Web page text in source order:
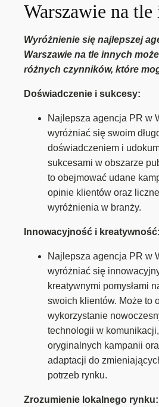
Warszawie na tle
Wyróżnienie się najlepszej
Warszawie na tle innych
różnych czynników, które
Doświadczenie i sukcesy:
Najlepsza agencja PR w
wyróżniać się swoim
doświadczeniem i
sukcesami w obszarze
to obejmować udane
opinie klientów oraz
wyróżnienia w branży.
Innowacyjność i kreatywność:
Najlepsza agencja PR w
wyróżniać się
kreatywnymi pomysłami
swoich klientów. Może to
wykorzystanie
technologii w
oryginalnych kampanii
adaptacji do
potrzeb rynku.
Zrozumienie lokalnego rynku: